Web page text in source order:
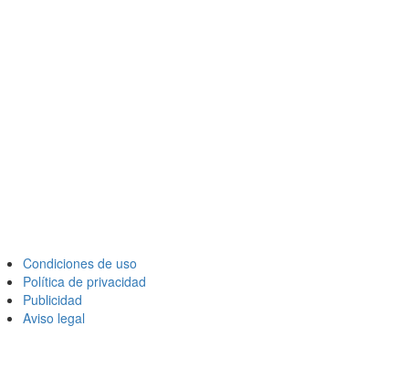
Condiciones de uso
Política de privacidad
Publicidad
Aviso legal